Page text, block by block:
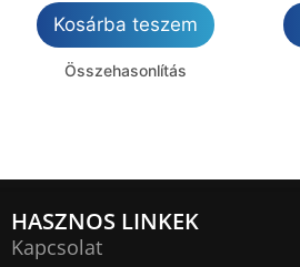
Kosárba teszem
Összehasonlítás
HASZNOS LINKEK
Kapcsolat